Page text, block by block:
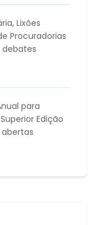
Lixões
Procuradorias
para
Edição